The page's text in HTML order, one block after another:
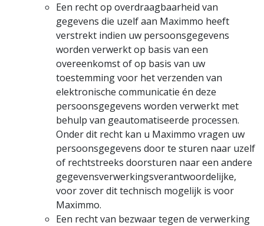
Een recht op overdraagbaarheid van
gegevens die uzelf aan Maximmo heeft
verstrekt indien uw persoonsgegevens
worden verwerkt op basis van een
overeenkomst of op basis van uw
toestemming voor het verzenden van
elektronische communicatie én deze
persoonsgegevens worden verwerkt met
behulp van geautomatiseerde processen.
Onder dit recht kan u Maximmo vragen uw
persoonsgegevens door te sturen naar uzelf
of rechtstreeks doorsturen naar een andere
gegevensverwerkingsverantwoordelijke,
voor zover dit technisch mogelijk is voor
Maximmo.
Een recht van bezwaar tegen de verwerking